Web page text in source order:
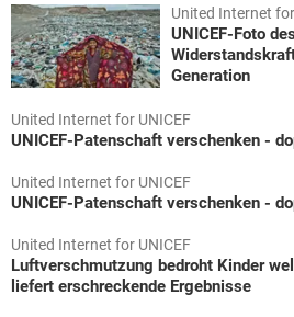
United Internet
UNICEF-Foto
Generation
United Internet for UNICEF
UNICEF-Patenschaft verschenken -
United Internet for UNICEF
UNICEF-Patenschaft verschenken -
United Internet for UNICEF
Luftverschmutzung bedroht Kinder
liefert erschreckende Ergebnisse